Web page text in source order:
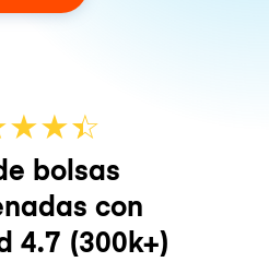
★★☆
★
bolsas
con
4.7 (300k+)